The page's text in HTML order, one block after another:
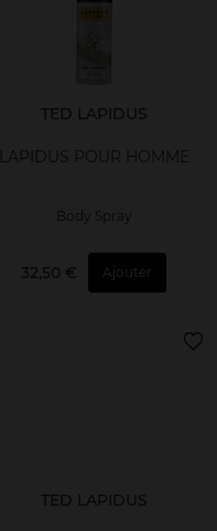
TED LAPIDUS
LAPIDUS POUR HOMME
Body Spray
32,50 € Ajouter
TED LAPIDUS